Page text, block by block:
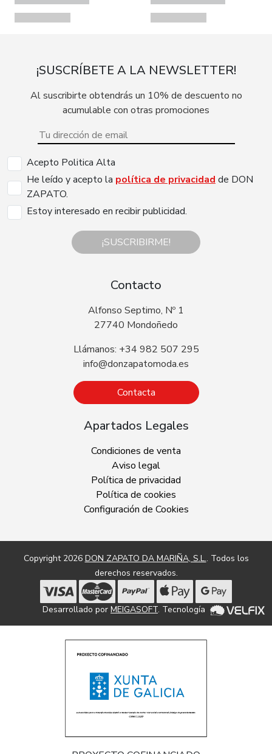
¡SUSCRÍBETE A LA NEWSLETTER!
Al suscribirte obtendrás un 10% de descuento no
acumulable con otras promociones
Acepto Politica Alta
He leído y acepto la política de privacidad de DON
ZAPATO.
Estoy interesado en recibir publicidad.
¡SUSCRIBIRME!
Contacto
Alfonso Septimo, Nº 1
27740 Mondoñedo
Llámanos: +34 982 507 295
info@donzapatomoda.es
Contacta
Apartados Legales
Condiciones de venta
Aviso legal
Política de privacidad
Política de cookies
Configuración de Cookies
Copyright 2026 DON ZAPATO DA MARIÑA, S.L.. Todos los
derechos reservados.
Desarrollado por MEIGASOFT. Tecnología